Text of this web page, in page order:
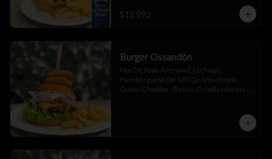
Champiñones Salteados , Toque De
$12.990
Burger Ossandón
Pan De Papa Artesanal, Lechuga,
Hamburguesa De 120 Gr, Smasheada ,
Queso Cheddar , Tocino , Cebolla Morada ,